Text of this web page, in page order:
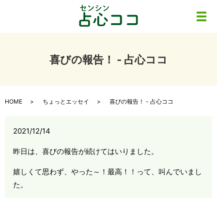
喜びの報告！ - 占心ココ
HOME ちょっとエッセイ 喜びの報告！ - 占心ココ
2021/12/14
昨日は、喜びの報告が続けてはいりました。
嬉しくて思わず、やった～！最高！！って、叫んでいまし
た。